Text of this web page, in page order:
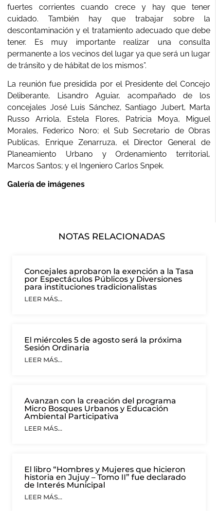
fuertes corrientes cuando crece y hay que tener
cuidado. También hay que trabajar sobre la
descontaminación y el tratamiento adecuado que debe
tener. Es muy importante realizar una consulta
permanente a los vecinos del lugar ya que será un lugar
de tránsito y de hábitat de los mismos”.
La reunión fue presidida por el Presidente del Concejo
Deliberante, Lisandro Aguiar, acompañado de los
concejales José Luis Sánchez, Santiago Jubert, Marta
Russo Arriola, Estela Flores, Patricia Moya, Miguel
Morales, Federico Noro; el Sub Secretario de Obras
Publicas, Enrique Zenarruza, el Director General de
Planeamiento Urbano y Ordenamiento territorial,
Marcos Santos; y el Ingeniero Carlos Snpek.
Galería de imágenes
NOTAS RELACIONADAS
Concejales aprobaron la exención a la Tasa
por Espectáculos Públicos y Diversiones
para instituciones tradicionalistas
LEER MÁS...
El miércoles 5 de agosto será la próxima
Sesión Ordinaria
LEER MÁS...
Avanzan con la creación del programa
Micro Bosques Urbanos y Educación
Ambiental Participativa
LEER MÁS...
El libro “Hombres y Mujeres que hicieron
historia en Jujuy – Tomo II” fue declarado
de Interés Municipal
LEER MÁS...